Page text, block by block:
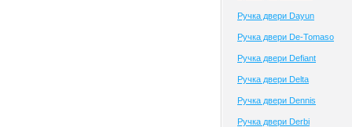
Ручка двери Dayun
Ручка двери De-Tomaso
Ручка двери Defiant
Ручка двери Delta
Ручка двери Dennis
Ручка двери Derbi